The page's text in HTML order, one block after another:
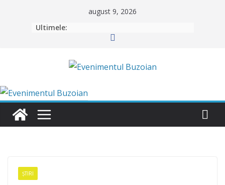
august 9, 2026
Ultimele:
ȘTIRI